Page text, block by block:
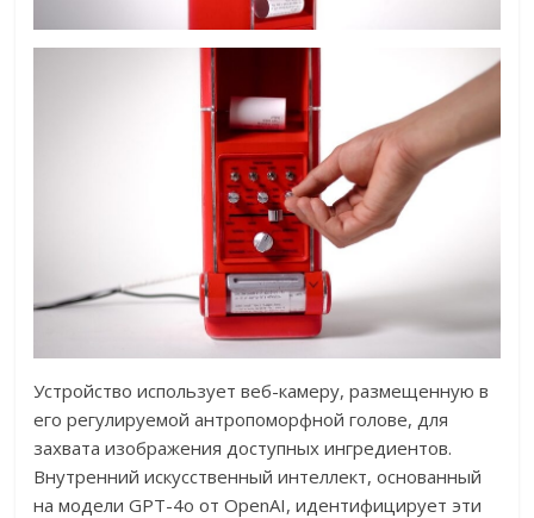
Устройство использует веб-камеру, размещенную в
его регулируемой антропоморфной голове, для
захвата изображения доступных ингредиентов.
Внутренний искусственный интеллект, основанный
на модели GPT-4o от OpenAI, идентифицирует эти